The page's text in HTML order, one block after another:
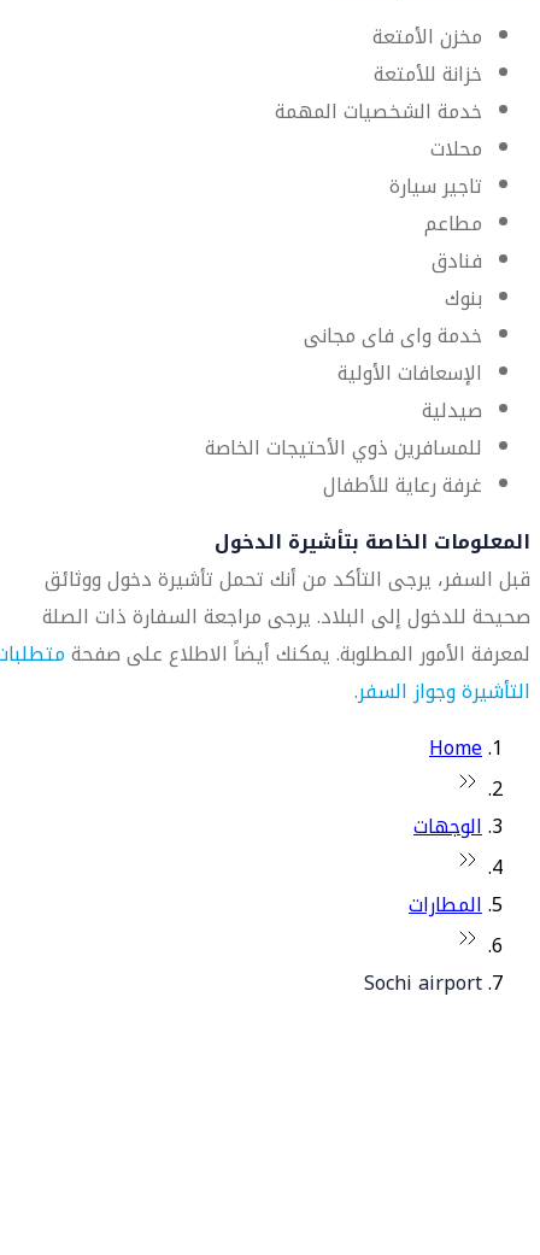
مخزن الأمتعة
خزانة للأمتعة
خدمة الشخصيات المهمة
محلات
تاجير سيارة
مطاعم
فنادق
بنوك
خدمة واى فاى مجانى
الإسعافات الأولية
صيدلية
للمسافرين ذوي الأحتيجات الخاصة
غرفة رعاية للأطفال
المعلومات الخاصة بتأشيرة الدخول
قبل السفر، يرجى التأكد من أنك تحمل تأشيرة دخول ووثائق
صحيحة للدخول إلى البلاد. يرجى مراجعة السفارة ذات الصلة
لمعرفة الأمور المطلوبة. يمكنك أيضاً الاطلاع على صفحة
التأشيرة وجواز السفر.
Home
الوجهات
المطارات
Sochi airport